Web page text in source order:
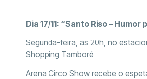
Dia 17/11: “Santo Riso – Humor
Segunda-feira, às 20h, no
Shopping Tamboré
Arena Circo Show recebe o